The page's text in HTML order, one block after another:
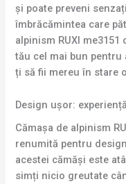
și poate preveni
îmbrăcămintea care
alpinism RUXI
tău cel mai bun
ți să fii mereu în stare
Design ușor:
Cămașa de alpinism
renumită pentru
acestei cămăși este
simți nicio greutate